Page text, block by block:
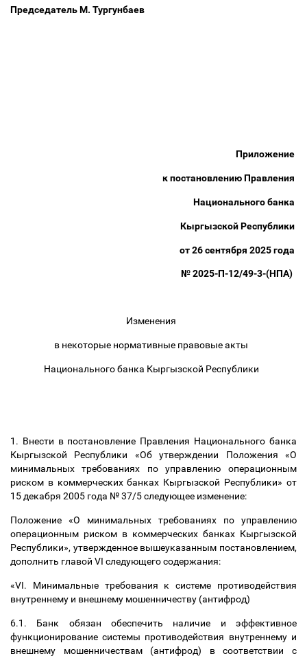
Председатель М. Тургунбаев
Приложение
к постановлению Правления
Национального банка
Кыргызской Республики
от 26 сентября 2025 года
№ 2025-П-12/49-3-(НПА)
Изменения
в некоторые нормативные правовые акты
Национального банка Кыргызской Республики
1. Внести в постановление Правления Национального банка
Кыргызской Республики «Об утверждении Положения «О
минимальных требованиях по управлению операционным
риском в коммерческих банках Кыргызской Республики» от
15 декабря 2005 года № 37/5 следующее изменение:
Положение «О минимальных требованиях по управлению
операционным риском в коммерческих банках Кыргызской
Республики», утвержденное вышеуказанным постановлением,
дополнить главой VI следующего содержания:
«VI. Минимальные требования к системе противодействия
внутреннему и внешнему мошенничеству (антифрод)
6.1. Банк обязан обеспечить наличие и эффективное
функционирование системы противодействия внутреннему и
внешнему мошенничествам (антифрод) в соответствии с